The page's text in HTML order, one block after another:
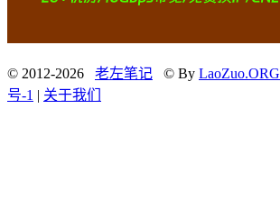
© 2012-2026 老左笔记 © By LaoZuo.ORG
号-1 | 关于我们